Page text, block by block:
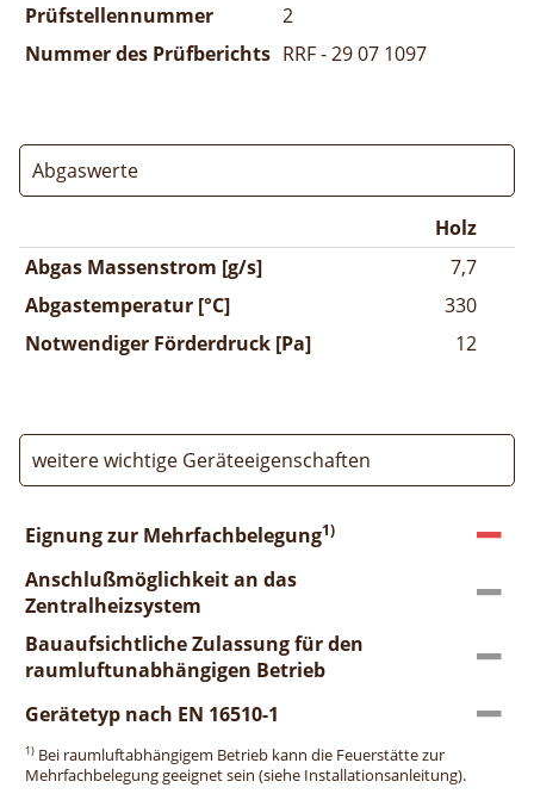
Prüfstellennummer
2
Nummer des Prüfberichts RRF - 29 07 1097
Abgaswerte
Holz
Abgas Massenstrom [g/s]
7,7
Abgastemperatur [°C]
330
Notwendiger Förderdruck [Pa]
12
weitere wichtige Geräteeigenschaften
Eignung zur Mehrfachbelegung1)
Anschlußmöglichkeit an das
Zentralheizsystem
Bauaufsichtliche Zulassung für den
raumluftunabhängigen Betrieb
Gerätetyp nach EN 16510-1
1) Bei raumluftabhängigem Betrieb kann die Feuerstätte zur
Mehrfachbelegung geeignet sein (siehe Installationsanleitung).